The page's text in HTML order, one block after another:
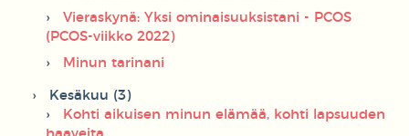
Vieraskynä: Yksi ominaisuuksistani - PCOS
(PCOS-viikko 2022)
Minun tarinani
Kesäkuu (3)
Kohti aikuisen minun elämää, kohti lapsuuden